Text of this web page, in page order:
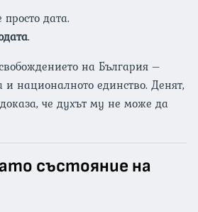
дата.
.
на България –
и националното единство. Денят,
че духът му не може да
състояние на